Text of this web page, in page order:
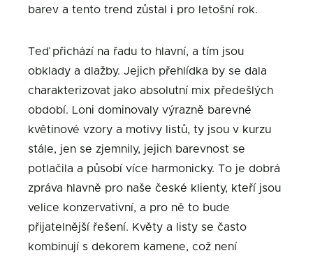
barev a tento trend zůstal i pro letošní rok.
Teď přichází na řadu to hlavní, a tím jsou
obklady a dlažby. Jejich přehlídka by se dala
charakterizovat jako absolutní mix předešlých
období. Loni dominovaly výrazně barevné
květinové vzory a motivy listů, ty jsou v kurzu
stále, jen se zjemnily, jejich barevnost se
potlačila a působí více harmonicky. To je dobrá
zpráva hlavně pro naše české klienty, kteří jsou
velice konzervativní, a pro ně to bude
přijatelnější řešení. Květy a listy se často
kombinují s dekorem kamene, což není